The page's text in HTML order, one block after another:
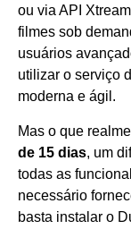
ou via API
filmes sob
usuários
utilizar o serviço
moderna e ágil.
Mas o que
de 15 dias, um
todas as
necessário
basta instalar o